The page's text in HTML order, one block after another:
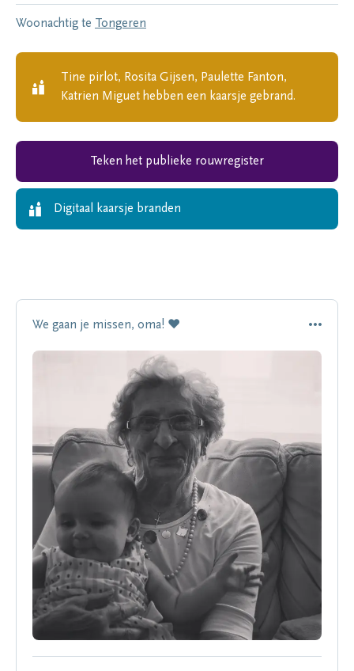
Woonachtig te Tongeren
Tine pirlot, Rosita Gijsen, Paulette Fanton,
Katrien Miguet hebben een kaarsje gebrand.
Teken het publieke rouwregister
Digitaal kaarsje branden
We gaan je missen, oma! ❤️